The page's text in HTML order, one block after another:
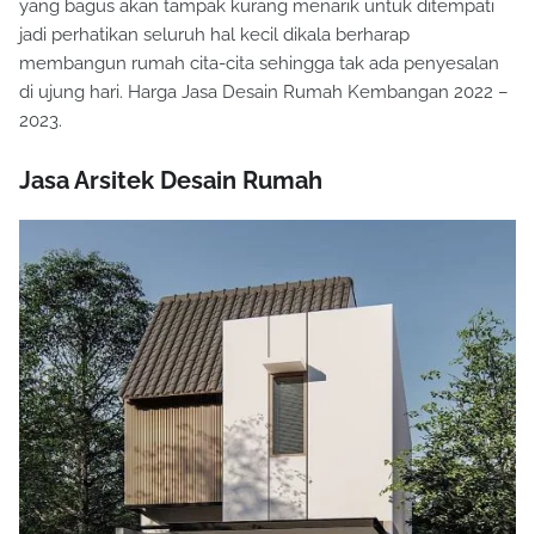
yang bagus akan tampak kurang menarik untuk ditempati
jadi perhatikan seluruh hal kecil dikala berharap
membangun rumah cita-cita sehingga tak ada penyesalan
di ujung hari. Harga Jasa Desain Rumah Kembangan 2022 –